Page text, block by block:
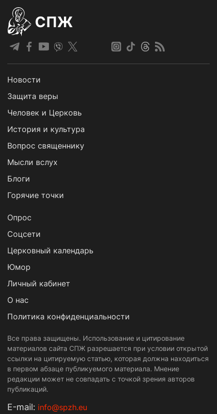
СПЖ
Новости
Защита веры
Человек и Церковь
История и культура
Вопрос священнику
Мысли вслух
Блоги
Горячие точки
Опрос
Cоцсети
Церковный календарь
Юмор
Личный кабинет
О нас
Политика конфиденциальности
Все права защищены. Использование и цитирование
материалов сайта СПЖ разрешается при условии открытой
ссылки на цитируемую статью, которая должна находиться
в первом абзаце публикуемого материала. Мнение
редакции может не совпадать с точкой зрения авторов
публикаций.
Е-mail: info@spzh.eu